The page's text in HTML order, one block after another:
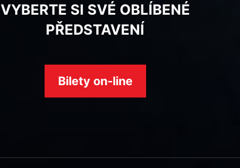
VYBERTE SI SVÉ OBLÍBENÉ
PŘEDSTAVENÍ
Bilety on-line